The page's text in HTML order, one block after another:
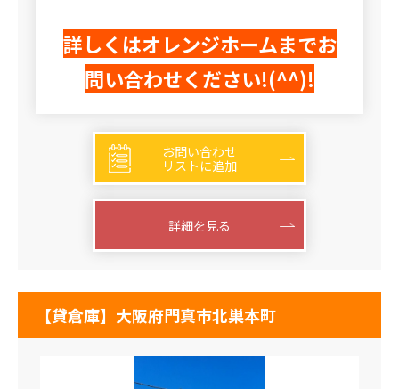
詳しくはオレンジホームまでお
問い合わせください!(^^)!
お問い合わせ
リストに追加
詳細を見る
【貸倉庫】大阪府門真市北巣本町